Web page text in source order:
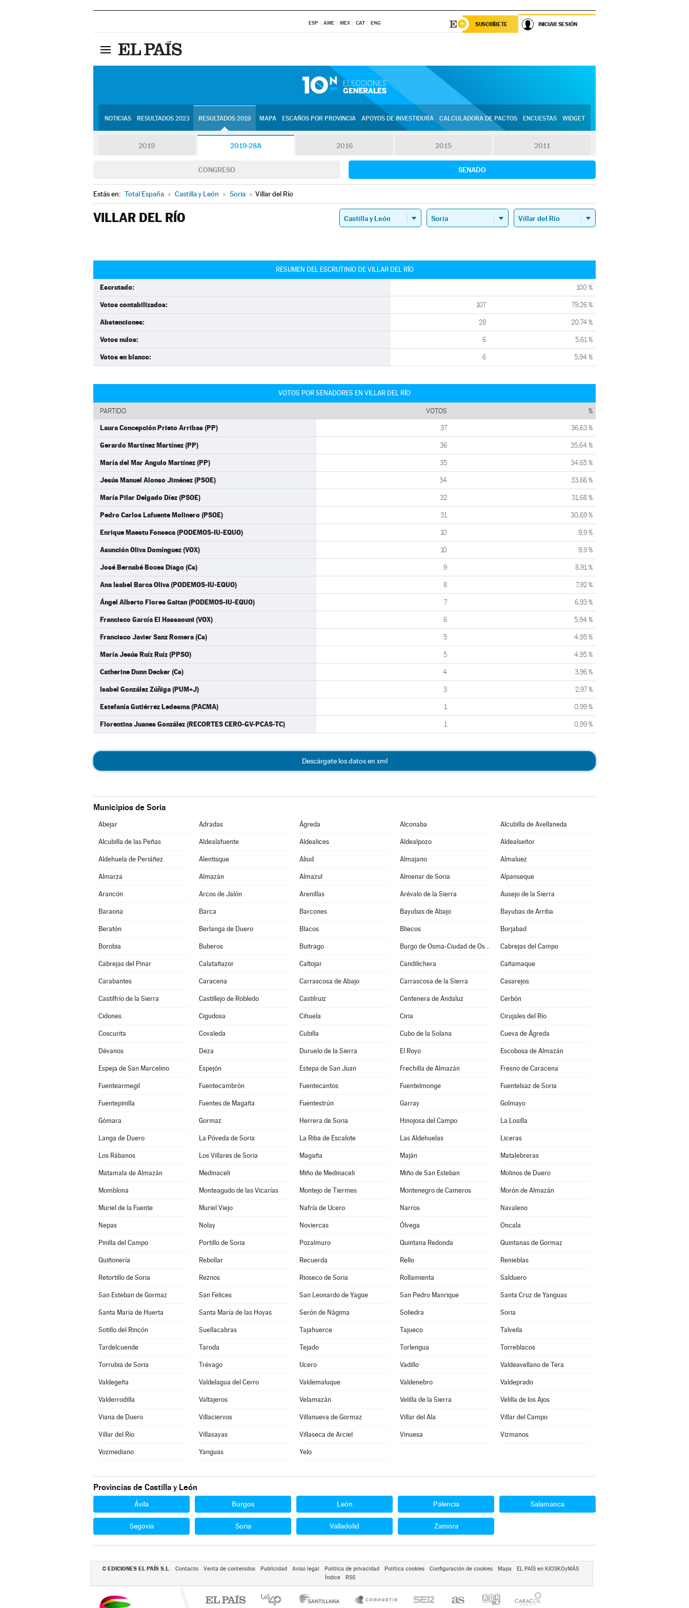
ESP AME MEX CAT ENG SUSCRÍBETE INICIAR SESIÓN
NOTICIAS RESULTADOS 2023 RESULTADOS 2019 MAPA ESCAÑOS POR PROVINCIA APOYOS DE INVESTIDURA CALCULADORA DE PACTOS ENCUESTAS WIDGET
2019 2019-28A 2016 2015 2011
CONGRESO SENADO
Estás en: Total España » Castilla y León » Soria » Villar del Río
VILLAR DEL RÍO
RESUMEN DEL ESCRUTINIO DE VILLAR DEL RÍO
Escrutado: 100 %
Votos contabilizados: 107 79,26 %
Abstenciones: 28 20,74 %
Votos nulos: 6 5,61 %
Votos en blanco: 6 5,94 %
VOTOS POR SENADORES EN VILLAR DEL RÍO
PARTIDO VOTOS %
Laura Concepción Prieto Arribas (PP) 37 36,63 %
Gerardo Martínez Martínez (PP) 36 35,64 %
María del Mar Angulo Martínez (PP) 35 34,65 %
Jesús Manuel Alonso Jiménez (PSOE) 34 33,66 %
María Pilar Delgado Díez (PSOE) 32 31,68 %
Pedro Carlos Lafuente Molinero (PSOE) 31 30,69 %
Enrique Maestu Fonseca (PODEMOS-IU-EQUO) 10 9,9 %
Asunción Oliva Domínguez (VOX) 10 9,9 %
José Bernabé Boces Diago (Cs) 9 8,91 %
Ana Isabel Barca Oliva (PODEMOS-IU-EQUO) 8 7,92 %
Ángel Alberto Flores Gaitan (PODEMOS-IU-EQUO) 7 6,93 %
Francisco García El Hassaouni (VOX) 6 5,94 %
Francisco Javier Sanz Romera (Cs) 5 4,95 %
María Jesús Ruíz Ruíz (PPSO) 5 4,95 %
Catherine Dunn Decker (Cs) 4 3,96 %
Isabel González Zúñiga (PUM+J) 3 2,97 %
Estefanía Gutiérrez Ledesma (PACMA) 1 0,99 %
Florentina Juanes González (RECORTES CERO-GV-PCAS-TC) 1 0,99 %
Descárgate los datos en xml
Municipios de Soria
Abejar Adradas Ágreda Alconaba Alcubilla de Avellaneda
Alcubilla de las Peñas Aldealafuente Aldealices Aldealpozo Aldealseñor
Aldehuela de Periáñez Alentisque Aliud Almajano Almaluez
Almarza Almazán Almazul Almenar de Soria Alpanseque
Arancón Arcos de Jalón Arenillas Arévalo de la Sierra Ausejo de la Sierra
Baraona Barca Barcones Bayubas de Abajo Bayubas de Arriba
Beratón Berlanga de Duero Blacos Bliecos Borjabad
Borobia Buberos Buitrago Burgo de Osma-Ciudad de Osma Cabrejas del Campo
Cabrejas del Pinar Calatañazor Caltojar Candilichera Cañamaque
Carabantes Caracena Carrascosa de Abajo Carrascosa de la Sierra Casarejos
Castilfrío de la Sierra Castillejo de Robledo Castilruiz Centenera de Andaluz Cerbón
Cidones Cigudosa Cihuela Ciria Cirujales del Río
Coscurita Covaleda Cubilla Cubo de la Solana Cueva de Ágreda
Dévanos Deza Duruelo de la Sierra El Royo Escobosa de Almazán
Espeja de San Marcelino Espejón Estepa de San Juan Frechilla de Almazán Fresno de Caracena
Fuentearmegil Fuentecambrón Fuentecantos Fuentelmonge Fuentelsaz de Soria
Fuentepinilla Fuentes de Magaña Fuentestrún Garray Golmayo
Gómara Gormaz Herrera de Soria Hinojosa del Campo La Losilla
Langa de Duero La Póveda de Soria La Riba de Escalote Las Aldehuelas Liceras
Los Rábanos Los Villares de Soria Magaña Maján Matalebreras
Matamala de Almazán Medinaceli Miño de Medinaceli Miño de San Esteban Molinos de Duero
Momblona Monteagudo de las Vicarías Montejo de Tiermes Montenegro de Cameros Morón de Almazán
Muriel de la Fuente Muriel Viejo Nafría de Ucero Narros Navaleno
Nepas Nolay Noviercas Ólvega Oncala
Pinilla del Campo Portillo de Soria Pozalmuro Quintana Redonda Quintanas de Gormaz
Quiñonería Rebollar Recuerda Rello Renieblas
Retortillo de Soria Reznos Rioseco de Soria Rollamienta Salduero
San Esteban de Gormaz San Felices San Leonardo de Yagüe San Pedro Manrique Santa Cruz de Yanguas
Santa María de Huerta Santa María de las Hoyas Serón de Nágima Soliedra Soria
Sotillo del Rincón Suellacabras Tajahuerce Tajueco Talveila
Tardelcuende Taroda Tejado Torlengua Torreblacos
Torrubia de Soria Trévago Ucero Vadillo Valdeavellano de Tera
Valdegeña Valdelagua del Cerro Valdemaluque Valdenebro Valdeprado
Valderrodilla Valtajeros Velamazán Velilla de la Sierra Velilla de los Ajos
Viana de Duero Villaciervos Villanueva de Gormaz Villar del Ala Villar del Campo
Villar del Río Villasayas Villaseca de Arciel Vinuesa Vizmanos
Vozmediano Yanguas Yelo
Provincias de Castilla y León
Ávila Burgos León Palencia Salamanca
Segovia Soria Valladolid Zamora
© EDICIONES EL PAÍS S.L. Contacto Venta de contenidos Publicidad Aviso legal Política de privacidad Política cookies Configuración de cookies Mapa
EL PAÍS en KIOSKOyMÁS
Índice
RSS